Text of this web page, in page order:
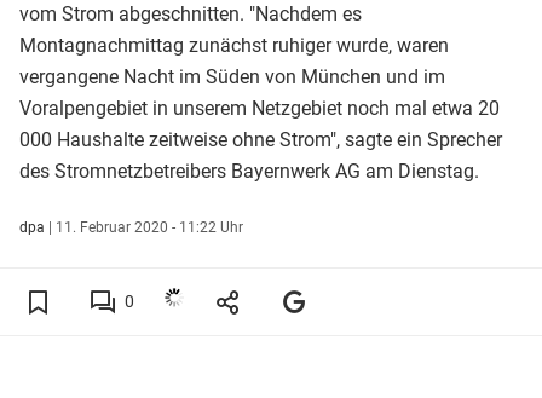
vom Strom abgeschnitten. "Nachdem es
Montagnachmittag zunächst ruhiger wurde, waren
vergangene Nacht im Süden von München und im
Voralpengebiet in unserem Netzgebiet noch mal etwa 20
000 Haushalte zeitweise ohne Strom", sagte ein Sprecher
des Stromnetzbetreibers Bayernwerk AG am Dienstag.
dpa | 11. Februar 2020 - 11:22 Uhr
0